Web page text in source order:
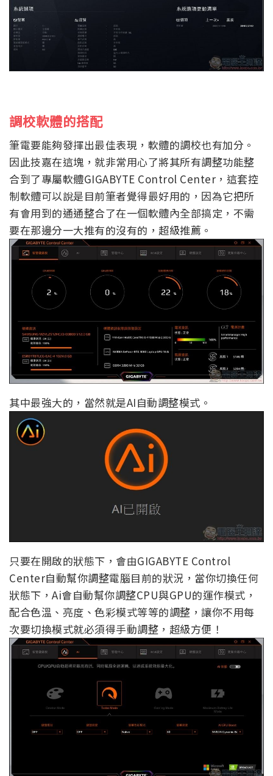
調校軟體的搭配
筆電要能夠發揮出最佳表現，軟體的調校也有加分。
因此技嘉在這塊，就非常用心了將其所有調整功能整
合到了專屬軟體GIGABYTE Control Center，這套控
制軟體可以說是目前筆者覺得最好用的，因為它把所
有會用到的通通整合了在一個軟體內全部搞定，不需
要在那邊分一大推有的沒有的，超級推薦。
其中最強大的，當然就是AI自動調整模式。
只要在開啟的狀態下，會由GIGABYTE Control
Center自動幫你調整電腦目前的狀況，當你切換任何
狀態下，Ai會自動幫你調整CPU與GPU的運作模式，
配合色溫、亮度、色彩模式等等的調整，讓你不用每
次要切換模式就必須得手動調整，超級方便！